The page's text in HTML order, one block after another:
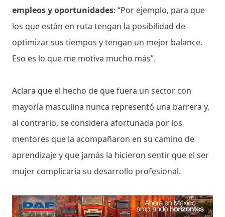
empleos y oportunidades: “Por ejemplo, para que
los que están en ruta tengan la posibilidad de
optimizar sus tiempos y tengan un mejor balance.
Eso es lo que me motiva mucho más”.
Aclara que el hecho de que fuera un sector con
mayoría masculina nunca representó una barrera y,
al contrario, se considera afortunada por los
mentores que la acompañaron en su camino de
aprendizaje y que jamás la hicieron sentir que el ser
mujer complicaría su desarrollo profesional.